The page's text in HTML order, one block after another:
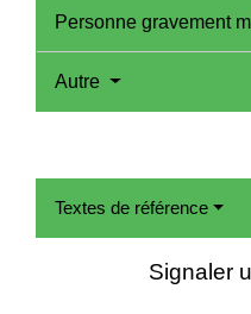
Personne gravement
Autre
Textes de référence
Signaler